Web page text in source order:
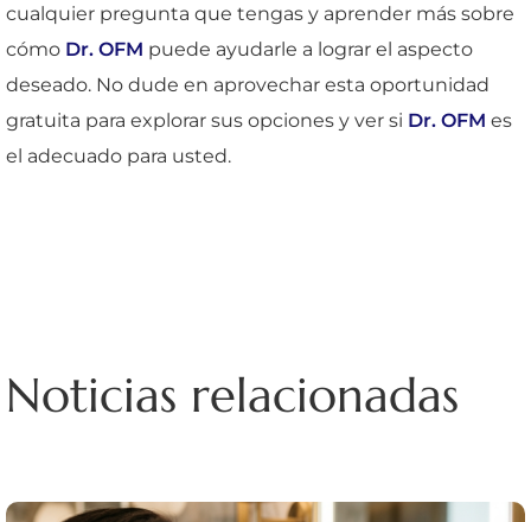
cualquier pregunta que tengas y aprender más sobre
cómo Dr. OFM puede ayudarle a lograr el aspecto
deseado. No dude en aprovechar esta oportunidad
gratuita para explorar sus opciones y ver si Dr. OFM es
el adecuado para usted.
Noticias relacionadas